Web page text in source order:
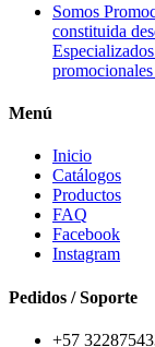
Somos
constituida
Menú
Inicio
Catálogos
Productos
FAQ
Facebook
Instagram
Pedidos / Soporte
+57